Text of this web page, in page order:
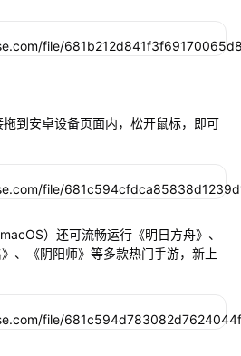
到安卓设备页面内，松开鼠标，即可
）还可流畅运行《明日方舟》、
、《阴阳师》等多款热门手游，新上